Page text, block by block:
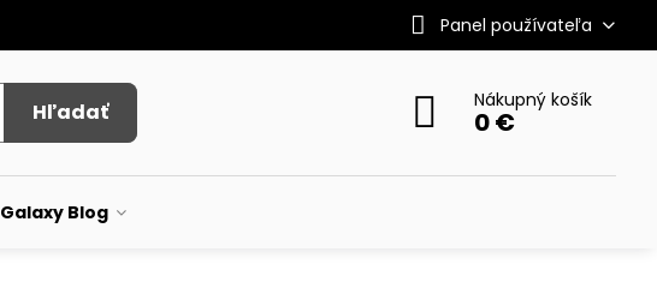
Panel používateľa
Hľadať Nákupný košík
0 €
Galaxy Blog